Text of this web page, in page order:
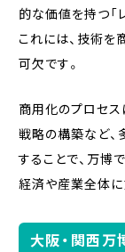
的な価値を持つ「
これには、技術を
可欠です。
商用化のプロセス
戦略の構築など、
することで、万博
経済や産業全体に
大阪・関西万